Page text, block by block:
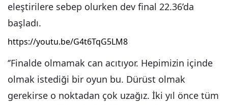
eleştirilere sebep olurken dev final 22.36’da
başladı.
https://youtu.be/G4t6TqG5LM8
‘’Finalde olmamak can acıtıyor. Hepimizin içinde
olmak istediği bir oyun bu. Dürüst olmak
gerekirse o noktadan çok uzağız. İki yıl önce tüm